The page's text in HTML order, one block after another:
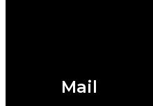
Mail